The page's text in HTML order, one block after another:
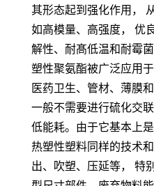
其形态起到强化作用，
如高模量、高强度，
优
解性、耐髙低温和耐霉
塑性聚氨酯被广泛应用
医药卫生、管材、薄膜
一般不需要进行硫化交联
低能耗。由于它基本上
热塑性塑料同样的技术和
出、吹塑、压延等，
特